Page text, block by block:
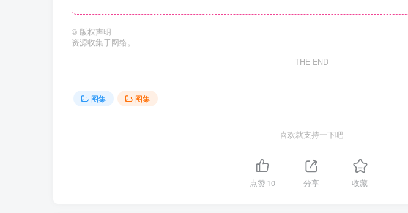
© 版权声明
资源收集于网络。
THE END
图集 图集
喜欢就支持一下吧
点赞10 分享 收藏